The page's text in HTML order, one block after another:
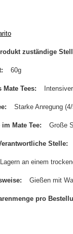
zuständige
60g
Mate Tees
Starke Anregung
Mate Tee Große
Stelle
Lagern an einem
Gießen mit
pro